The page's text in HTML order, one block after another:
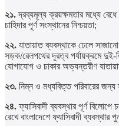
২১.দ্রব্যমূল্য ক্রয়ক্ষমতার মধ্যে
চাহিদার পূর্ণ সংস্থানের নিশ্চয়তা;
২২. যাতায়াত ব্যবস্থাকে ঢেলে
সড়ক/রেলপথের দূরত্ব পর্যায়ক্রমে দুই-
যোগাযোগ ও চাকার অভ্যন্তরীণ
২৩. নিম্ন ও মধ্যবিত্ত পরিবারের জন্য
২৪.ফ্যাসিবাদী ব্যবস্থার পূর্ণ
রেখে বাংলাদেশে ফ্যাসিবাদী ব্যবস্থার